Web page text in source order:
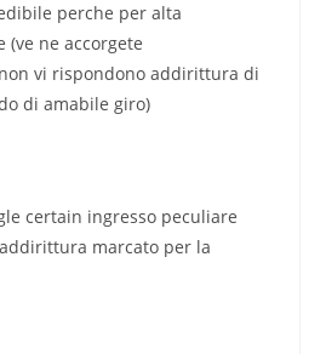
perche per alta
ne accorgete
vi rispondono addirittura di
di amabile giro)
certain ingresso peculiare
marcato per la